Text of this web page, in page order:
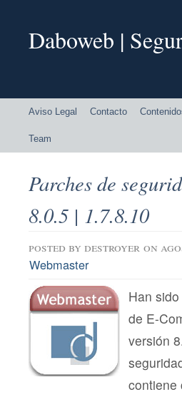
Daboweb |
Aviso Legal Contacto
Team
Parches de
8.0.5 | 1.7.8.10
posted by destroyer on
Webmaster
Han
de E-
versión
contiene